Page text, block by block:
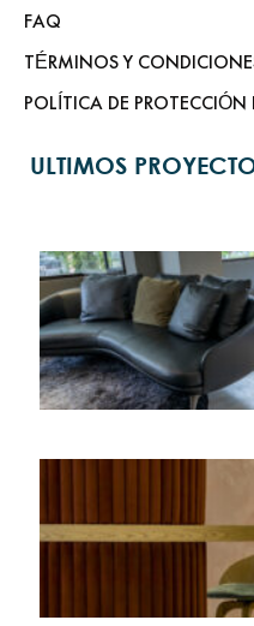
FAQ
TÉRMINOS Y
POLÍTICA DE PROTECCIÓN
ULTIMOS